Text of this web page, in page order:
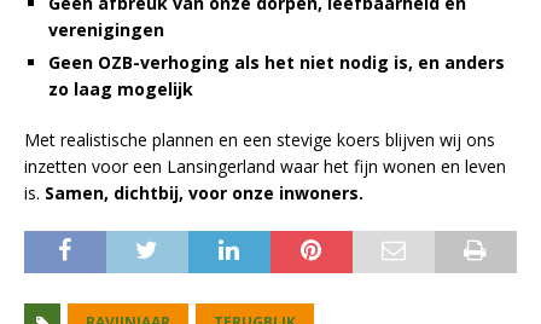
verenigingen
Geen OZB-verhoging als het niet nodig is, en anders
zo laag mogelijk
Met realistische plannen en een stevige koers blijven wij ons
inzetten voor een Lansingerland waar het fijn wonen en leven
is. Samen, dichtbij, voor onze inwoners.